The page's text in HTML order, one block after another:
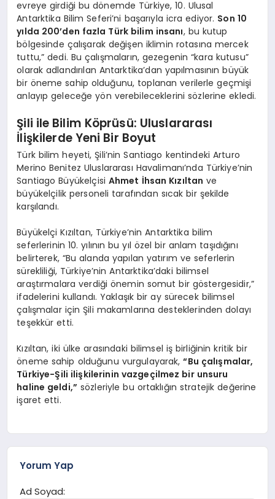
evreye girdiği bu dönemde Türkiye, 10. Ulusal
Antarktika Bilim Seferi’ni başarıyla icra ediyor. Son 10
yılda 200’den fazla Türk bilim insanı, bu kutup
bölgesinde çalışarak değişen iklimin rotasına mercek
tuttu,” dedi. Bu çalışmaların, gezegenin “kara kutusu”
olarak adlandırılan Antarktika’dan yapılmasının büyük
bir öneme sahip olduğunu, toplanan verilerle geçmişi
anlayıp geleceğe yön verebileceklerini sözlerine ekledi.
Şili ile Bilim Köprüsü: Uluslararası
İlişkilerde Yeni Bir Boyut
Türk bilim heyeti, Şili’nin Santiago kentindeki Arturo
Merino Benitez Uluslararası Havalimanı’nda Türkiye’nin
Santiago Büyükelçisi Ahmet İhsan Kızıltan ve
büyükelçilik personeli tarafından sıcak bir şekilde
karşılandı.
Büyükelçi Kızıltan, Türkiye’nin Antarktika bilim
seferlerinin 10. yılının bu yıl özel bir anlam taşıdığını
belirterek, “Bu alanda yapılan yatırım ve seferlerin
sürekliliği, Türkiye’nin Antarktika’daki bilimsel
araştırmalara verdiği önemin somut bir göstergesidir,”
ifadelerini kullandı. Yaklaşık bir ay sürecek bilimsel
çalışmalar için Şili makamlarına desteklerinden dolayı
teşekkür etti.
Kızıltan, iki ülke arasındaki bilimsel iş birliğinin kritik bir
öneme sahip olduğunu vurgulayarak,“Bu çalışmalar,
Türkiye-Şili ilişkilerinin vazgeçilmez bir unsuru
haline geldi,” sözleriyle bu ortaklığın stratejik değerine
işaret etti.
Yorum Yap
Ad Soyad: